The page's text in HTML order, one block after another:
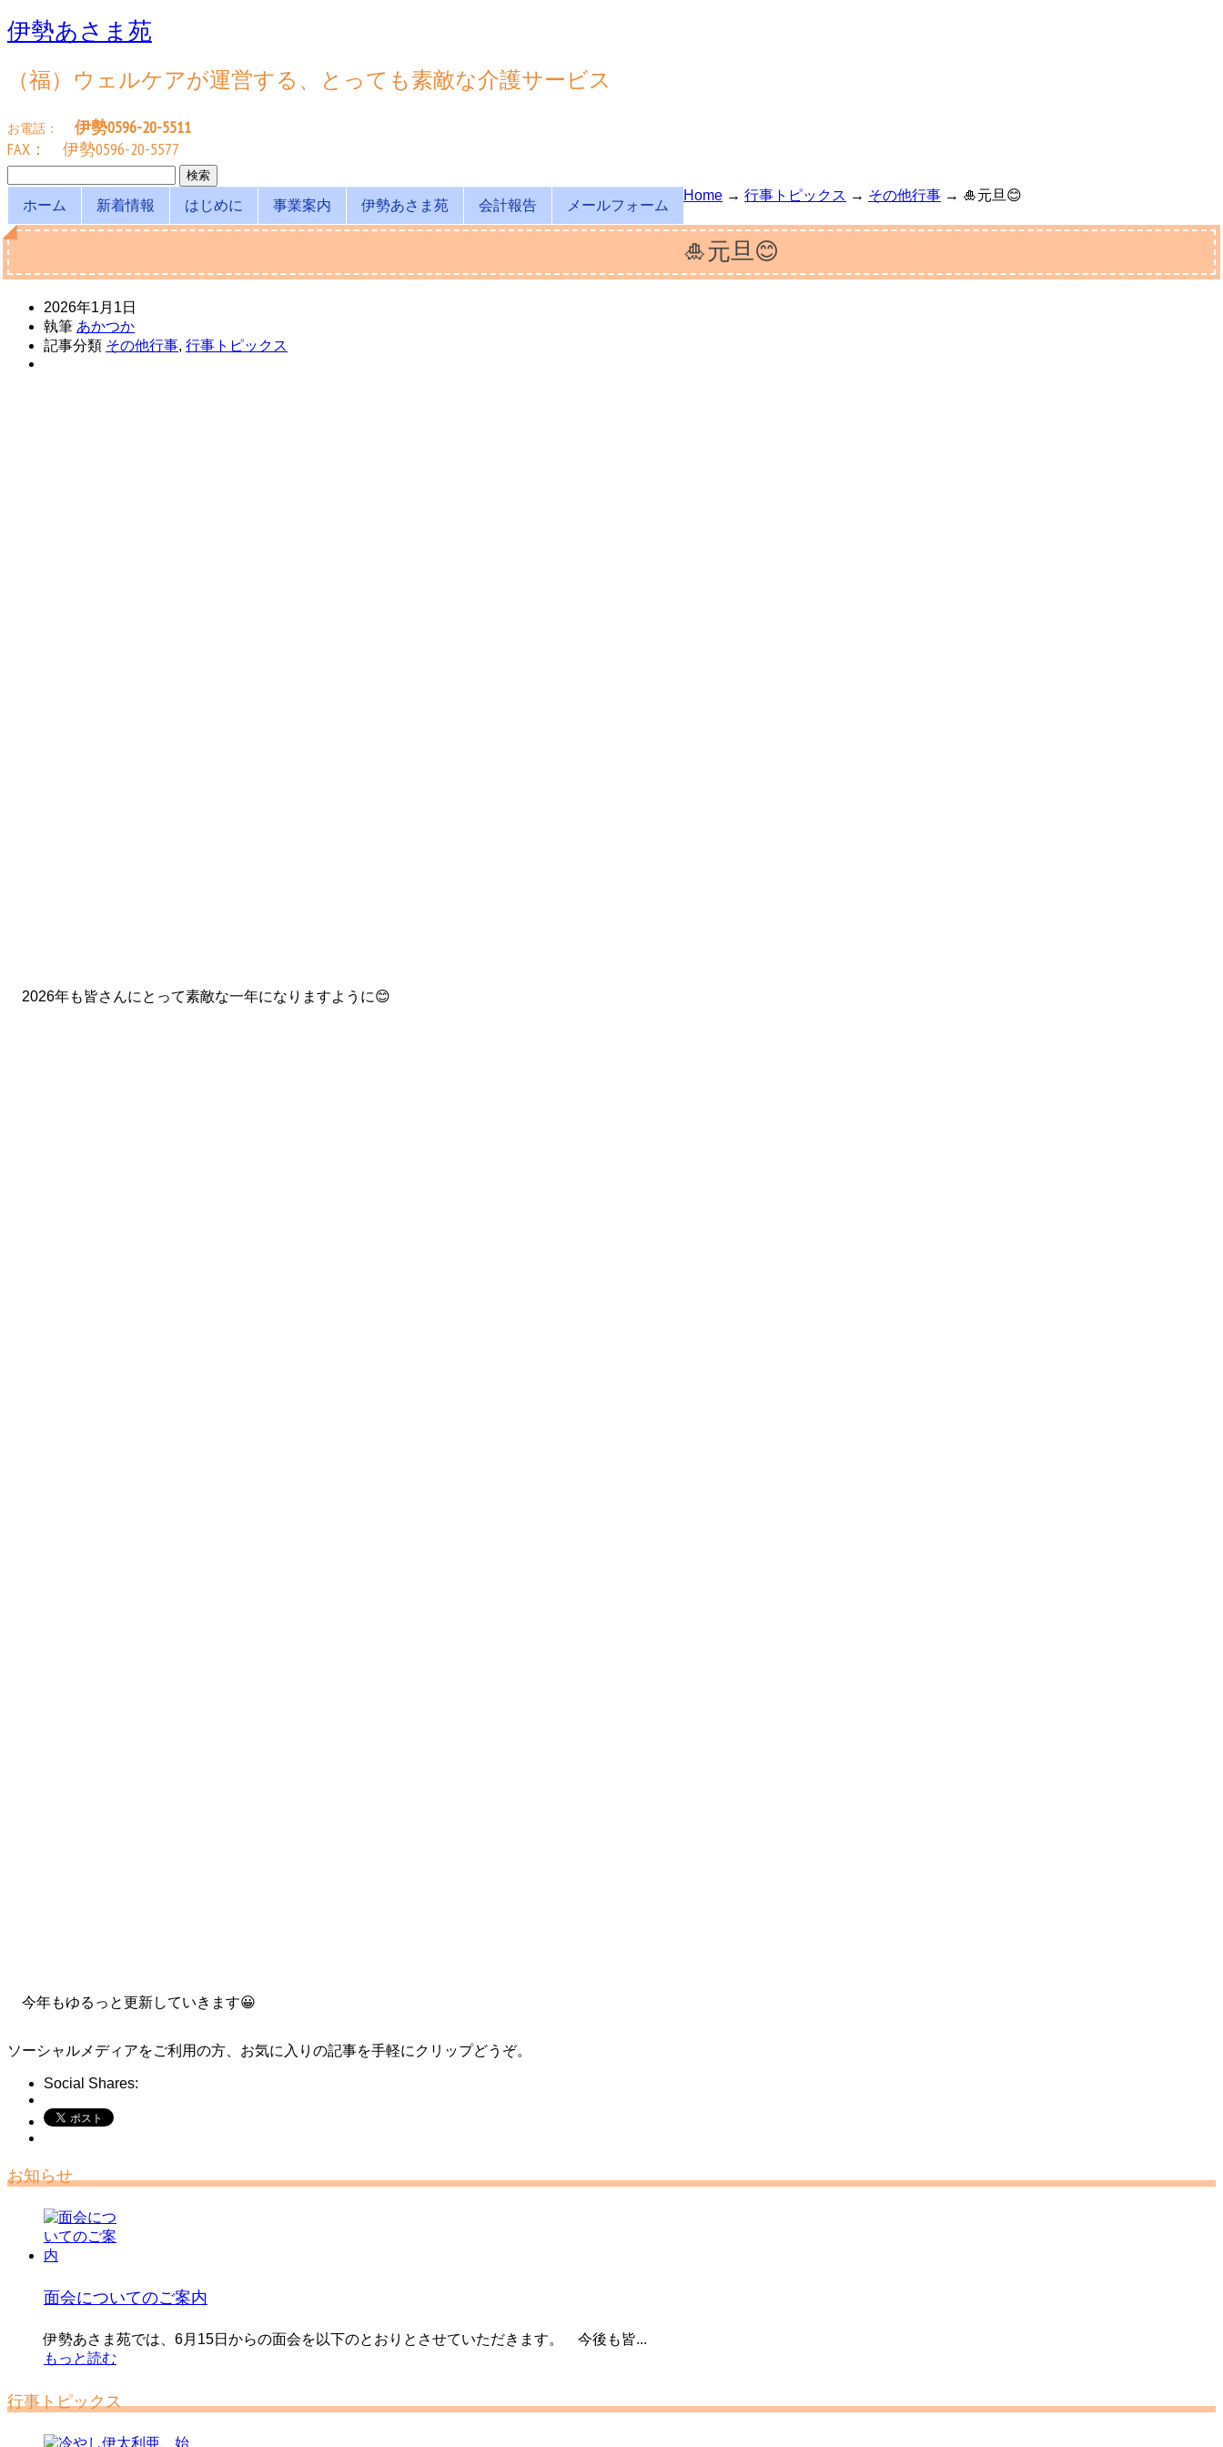
伊勢あさま苑
（福）ウェルケアが運営する、とっても素敵な介護サービス
お電話：
伊勢0596-20-5511
FAX： 伊勢0596-20-5577
索:
ホーム
新着情報 はじめに 事業案内 伊勢あさま苑 会計報告 メールフォーム
Home → 行事トピックス → その他行事 → 🎍元旦😊
🎍元旦😊
2026年1月1日
執筆 あかつか
記事分類 その他行事, 行事トピックス
2026年も皆さんにとって素敵な一年になりますように😊
今年もゆるっと更新していきます😀
ソーシャルメディアをご利用の方、お気に入りの記事を手軽にクリップどうぞ。
Social Shares:
お知らせ
面会についてのご案内
伊勢あさま苑では、6月15日からの面会を以下のとおりとさせていただきます。 今後も皆...
もっと読む
行事トピックス